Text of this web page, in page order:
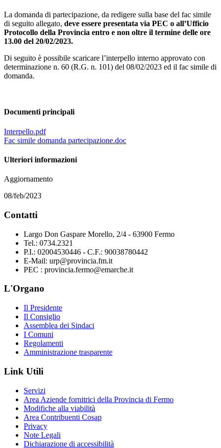
La domanda di partecipazione, da redigere sulla base del fac simile
di seguito allegato, deve essere presentata via PEC o all’Ufficio
Protocollo della Provincia entro e non oltre il termine delle ore
13.00 del 20/02/2023.
Di seguito è possibile scaricare l’interpello interno approvato con
determinazione n. 60 (R.G. n. 101) del 08/02/2023 ed il fac simile di
domanda.
Documenti principali
Interpello.pdf
Fac simile domanda partecipazione.doc
Ulteriori informazioni
Aggiornamento
08/feb/2023
Contatti
Largo Don Gaspare Morello, 2/4 - 63900 Fermo
Tel.: 0734.2321
P.I.: 02004530446 - C.F.: 90038780442
E-Mail: urp@provincia.fm.it
PEC : provincia.fermo@emarche.it
L'Organo
Il Presidente
Il Consiglio
Assemblea dei Sindaci
I Comuni
Regolamenti
Amministrazione trasparente
Link Utili
Servizi
Area Aziende fornitrici della Provincia di Fermo
Modifiche alla viabilità
Area Contribuenti Cosap
Privacy
Note Legali
Dichiarazione di accessibilità